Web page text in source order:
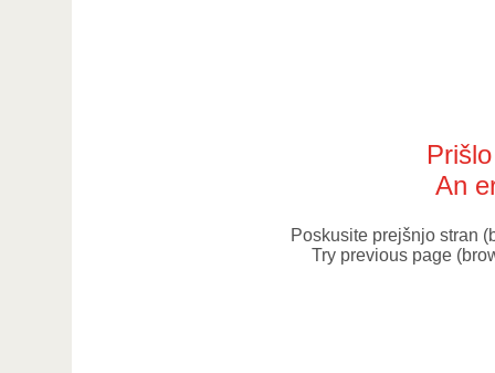
An
Poskusite prejšnjo stran
Try previous page